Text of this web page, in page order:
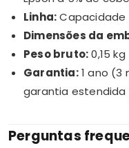
Linha:Capacidade
Dimensões da
Peso bruto:0,15 kg
Garantia:1 ano (3
garantia estendida
Perguntas